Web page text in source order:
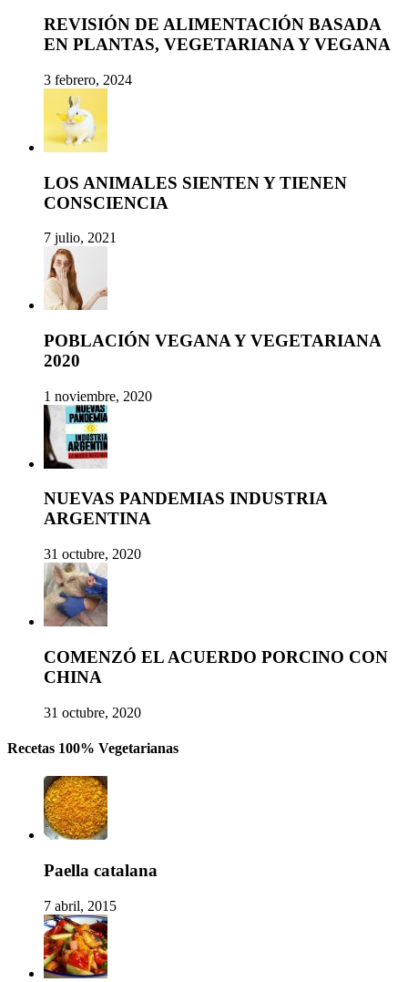
REVISIÓN DE ALIMENTACIÓN BASADA
EN PLANTAS, VEGETARIANA Y VEGANA
3 febrero, 2024
LOS ANIMALES SIENTEN Y TIENEN
CONSCIENCIA
7 julio, 2021
POBLACIÓN VEGANA Y VEGETARIANA
2020
1 noviembre, 2020
NUEVAS PANDEMIAS INDUSTRIA
ARGENTINA
31 octubre, 2020
COMENZÓ EL ACUERDO PORCINO CON
CHINA
31 octubre, 2020
Recetas 100% Vegetarianas
Paella catalana
7 abril, 2015